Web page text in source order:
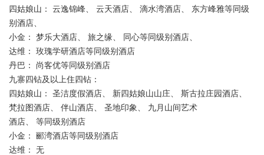
四姑娘山： 云逸锦峰、 云天酒店、 滴水湾酒店、 东方峰雅等同级
别酒店、
小金： 梦乐大酒店、 旅之缘、 同心等同级别酒店、
达维： 玫瑰学研酒店等同级别酒店
丹巴： 尚客优等同级别酒店
九寨四钻及以上住四钻：
四姑娘山： 圣洁度假酒店、 新四姑娘山山庄、 斯古拉庄园酒店、
梵拉图酒店、 伴山酒店、 圣地印象、 九月山间艺术
酒店、 等同级别酒店
小金： 郦湾酒店等同级别酒店
达维： 无